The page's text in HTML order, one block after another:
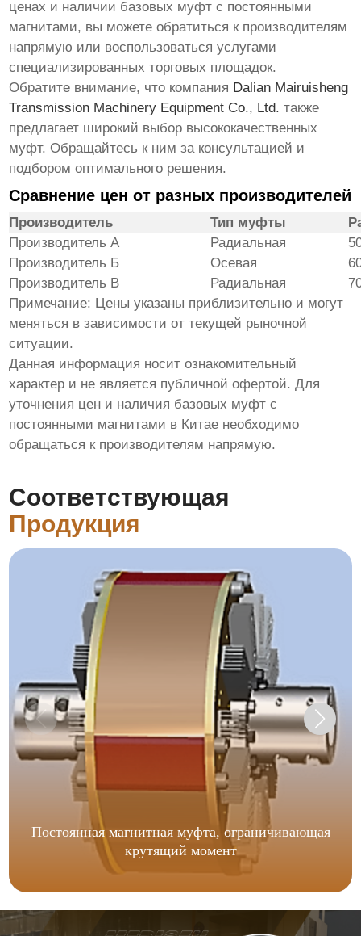
ценах и наличии базовых муфт с постоянными
магнитами, вы можете обратиться к производителям
напрямую или воспользоваться услугами
специализированных торговых площадок.
Обратите внимание, что компания Dalian Mairuisheng
Transmission Machinery Equipment Co., Ltd. также
предлагает широкий выбор высококачественных
муфт. Обращайтесь к ним за консультацией и
подбором оптимального решения.
Сравнение цен от разных производителей
Производитель Тип муфты
Производитель А
Радиальная
Производитель Б
Осевая
Производитель В
Радиальная
Примечание: Цены указаны приблизительно и могут
меняться в зависимости от текущей рыночной
ситуации.
Данная информация носит ознакомительный
характер и не является публичной офертой. Для
уточнения цен и наличия базовых муфт с
постоянными магнитами в Китае необходимо
обращаться к производителям напрямую.
Соответствующая
Продукция
Постоянная магнитная муфта, ограничивающая
крутящий момент